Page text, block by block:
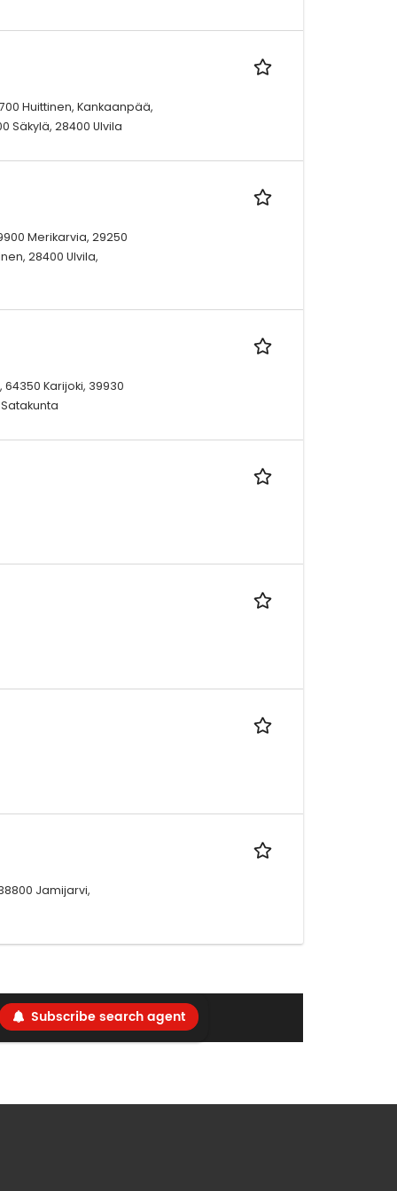
Huittinen, Kankaanpää,
Säkylä, 28400 Ulvila
Merikarvia, 29250
28400 Ulvila,
Karijoki, 39930
Jamijarvi,
Subscribe search agent